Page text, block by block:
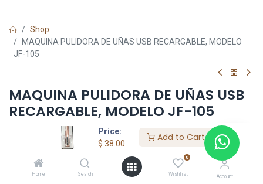
Price:
$ 38.00
Add to Cart
Home Search
0
Wishlist Account
Shop
MAQUINA PULIDORA DE UÑAS USB RECARGABLE, MODELO
JF-105
MAQUINA PULIDORA DE UÑAS USB
RECARGABLE, MODELO JF-105
Add to Cart